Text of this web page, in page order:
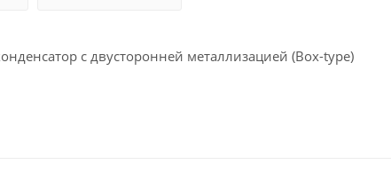
с двусторонней металлизацией (Box-type)